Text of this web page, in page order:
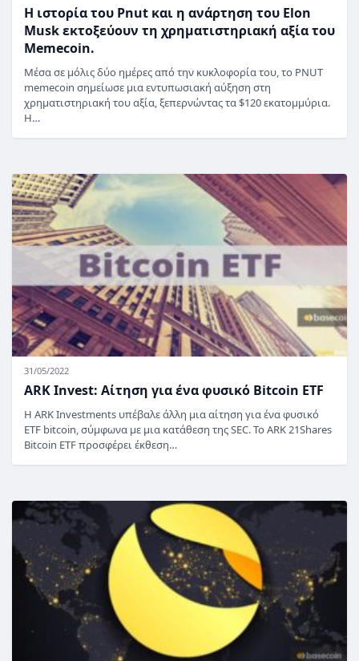
Η ιστορία του Pnut και η ανάρτηση του Elon
Musk εκτοξεύουν τη χρηματιστηριακή αξία του
Memecoin.
Μέσα σε μόλις δύο ημέρες από την κυκλοφορία του, το PNUT
memecoin σημείωσε μια εντυπωσιακή αύξηση στη
χρηματιστηριακή του αξία, ξεπερνώντας τα $120 εκατομμύρια.
Η…
31/05/2022
ARK Invest: Αίτηση για ένα φυσικό Bitcoin ETF
Η ARK Investments υπέβαλε άλλη μια αίτηση για ένα φυσικό
ETF bitcoin, σύμφωνα με μια κατάθεση της SEC. Το ARK 21Shares
Bitcoin ETF προσφέρει έκθεση…